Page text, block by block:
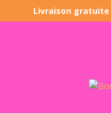
Livraison gratuite